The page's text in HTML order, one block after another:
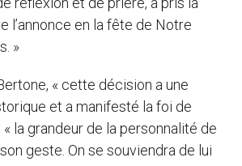
l’annonce en la fête de Notre
»
« cette décision a une
et a manifesté la foi de
« la grandeur de la personnalité de
geste. On se souviendra de lui